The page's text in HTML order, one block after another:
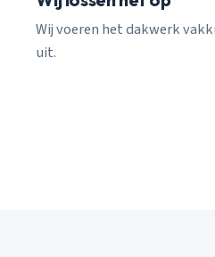
Wij voeren het dakwerk
uit.